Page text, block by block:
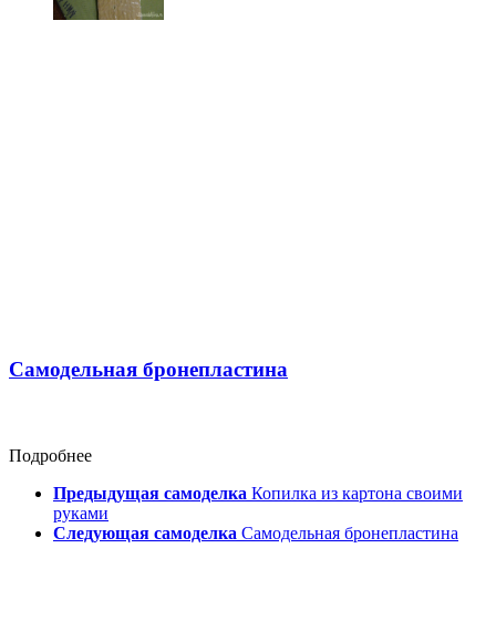
Самодельная бронепластина
Подробнее
Предыдущая самоделка Копилка из картона своими
руками
Следующая самоделка Самодельная бронепластина